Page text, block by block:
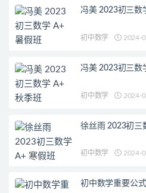
冯美 2023初三数
初中数学 2024-
冯美 2023初三数
初中数学 2024-
徐丝雨 2023初三
初中数学 2024-
初中数学重要公